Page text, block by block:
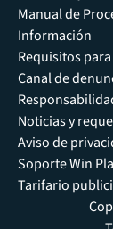
Manual de
Información
Requisitos para
Canal de
Noticias y
Aviso de
Soporte Win
Tarifario